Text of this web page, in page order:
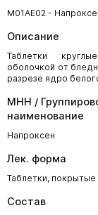
M01AE02 -
Описание
Таблетки
оболочкой от
разрезе ядро
МНН /
наименование
Напроксен
Лек. форма
Таблетки,
Состав